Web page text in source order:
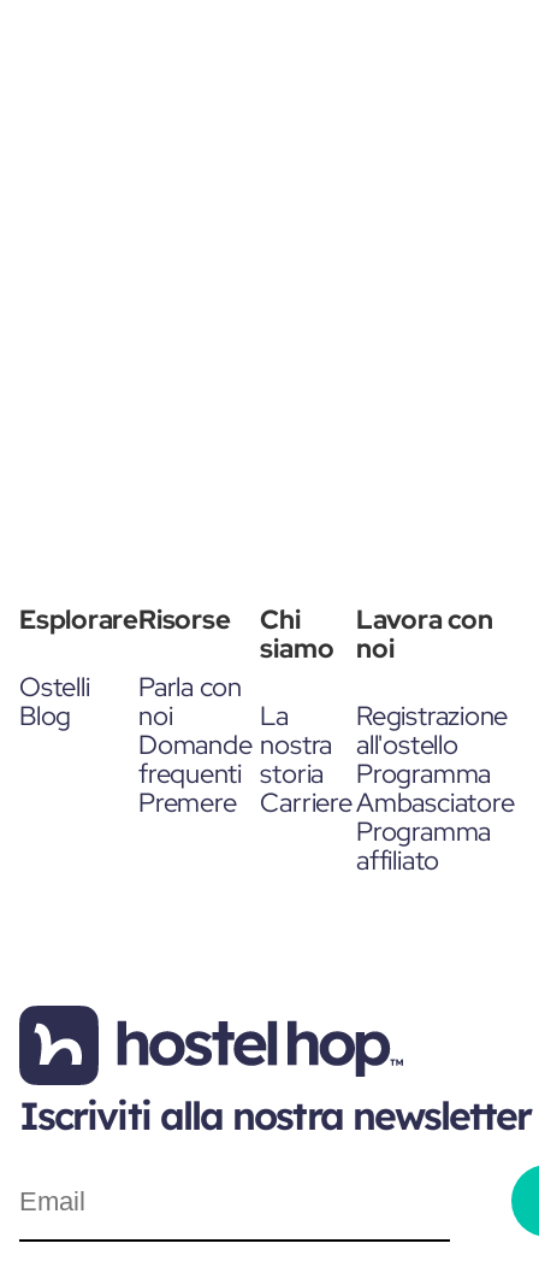
Esplorare
Ostelli
Blog
Risorse
Parla con
noi
Domande
frequenti
Premere
Chi
siamo
La
nostra
storia
Carriere
Lavora con
noi
Registrazione
all'ostello
Programma
Ambasciatore
Programma
affiliato
Iscriviti alla nostra newsletter